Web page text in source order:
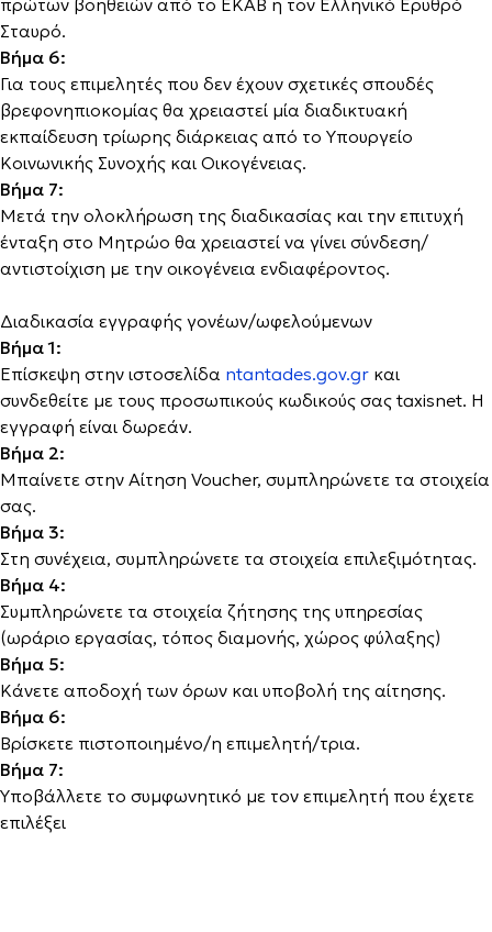
Σταυρό.
Βήμα 6:
Για τους επιμελητές που δεν έχουν σχετικές σπουδές
βρεφονηπιοκομίας θα χρειαστεί μία διαδικτυακή
εκπαίδευση τρίωρης διάρκειας από το Υπουργείο
Κοινωνικής Συνοχής και Οικογένειας.
Βήμα 7:
Μετά την ολοκλήρωση της διαδικασίας και την επιτυχή
ένταξη στο Μητρώο θα χρειαστεί να γίνει σύνδεση/
αντιστοίχιση με την οικογένεια ενδιαφέροντος.
Διαδικασία εγγραφής γονέων/ωφελούμενων
Βήμα 1:
Επίσκεψη στην ιστοσελίδα ntantades.gov.gr και
συνδεθείτε με τους προσωπικούς κωδικούς σας taxisnet. Η
εγγραφή είναι δωρεάν.
Βήμα 2:
Μπαίνετε στην Αίτηση Voucher, συμπληρώνετε τα στοιχεία
σας.
Βήμα 3:
Στη συνέχεια, συμπληρώνετε τα στοιχεία επιλεξιμότητας.
Βήμα 4:
Συμπληρώνετε τα στοιχεία ζήτησης της υπηρεσίας
(ωράριο εργασίας, τόπος διαμονής, χώρος φύλαξης)
Βήμα 5:
Κάνετε αποδοχή των όρων και υποβολή της αίτησης.
Βήμα 6:
Βρίσκετε πιστοποιημένο/η επιμελητή/τρια.
Βήμα 7:
Υποβάλλετε το συμφωνητικό με τον επιμελητή που έχετε
επιλέξει